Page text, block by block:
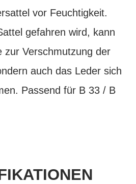
vor Feuchtigkeit.
gefahren wird, kann
zur Verschmutzung der
auch das Leder sich
Passend für B 33 / B